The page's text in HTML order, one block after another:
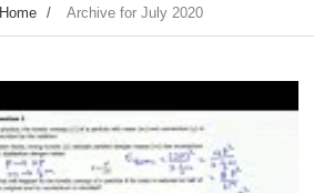
Home / Archive for July 2020